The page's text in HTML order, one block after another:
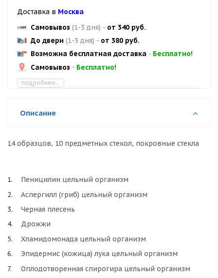
Доставка в Москва
Самовывоз (1-3 дня) - от 340 руб.
До двери (1-3 дня) - от 380 руб.
Возможна бесплатная доставка - Бесплатно!
Самовывоз - Бесплатно!
подробнее...
Описание
14 образцов, 10 предметных стекол, покровные стекла
Пеницилин цельный организм
Аспергилл (гриб) цельный организм
Черная плесень
Дрожжи
Хламидомонада цельный организм
Эпидермис (кожица) лука цельный организм
Оплодотворенная спирогира цельный организм